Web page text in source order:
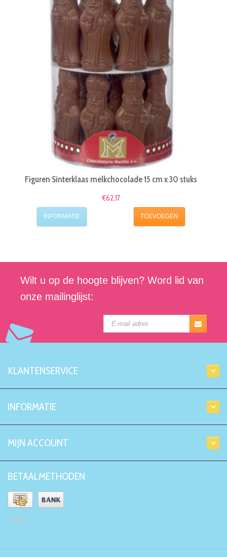
Wilt u op de hoogte blijven? Word lid van
onze mailinglijst:
KLANTENSERVICE
INFORMATIE
© Snoepman